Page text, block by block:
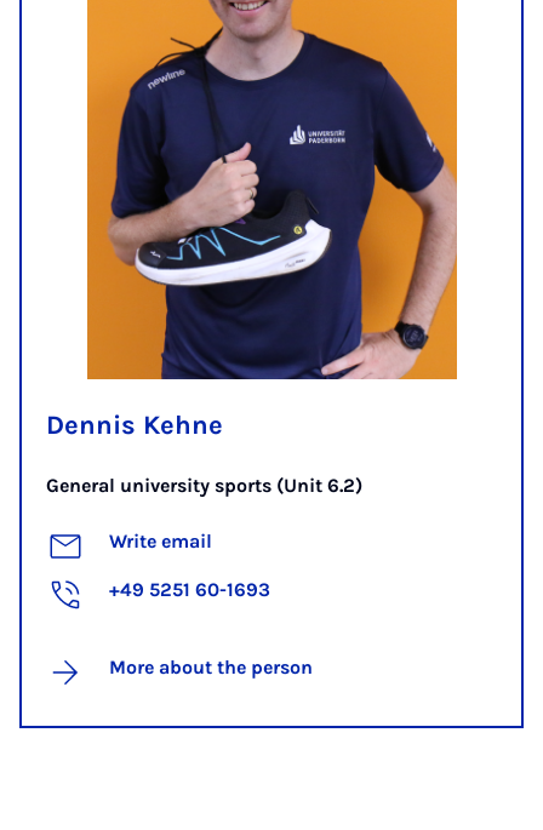
Dennis Kehne
General university sports (Unit 6.2)
Write email
+49 5251 60-1693
More about the person